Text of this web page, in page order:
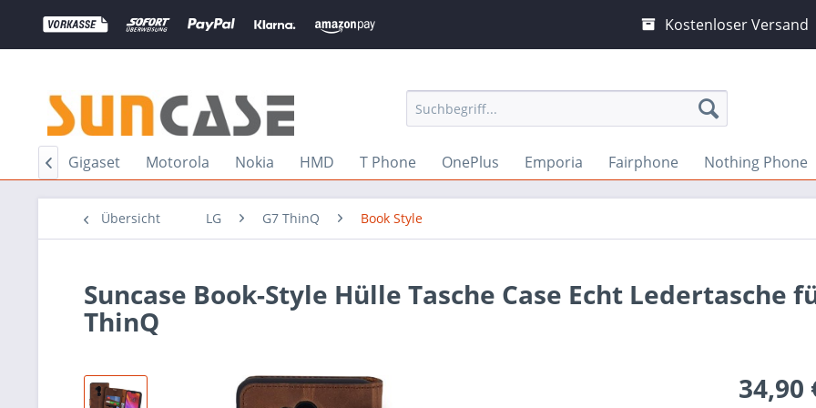
Kostenloser Versand
Gigaset Motorola Nokia HMD T Phone OnePlus Emporia Fairphone Nothing Phone

Übersicht LG G7 ThinQ Book Style
Suncase Book-Style Hülle Tasche Case Echt Ledertasche
ThinQ
34,90